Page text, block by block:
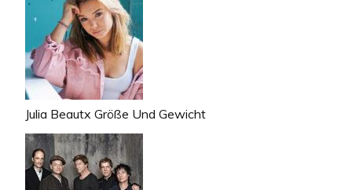
Julia Beautx Größe Und Gewicht